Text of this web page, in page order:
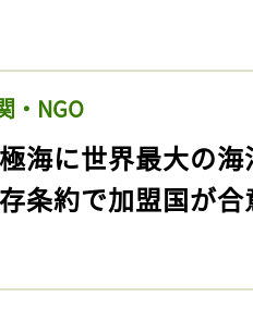
・NGO
極海に世界最大の
条約で加盟国が合